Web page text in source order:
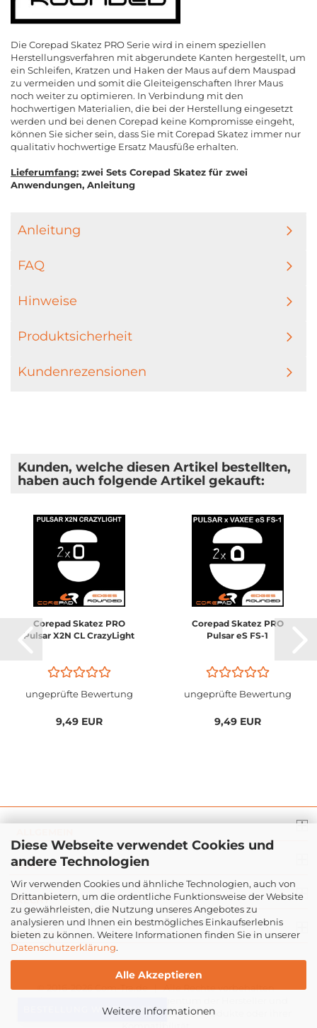
Diese Webseite verwendet Cookies und
andere Technologien
Wir verwenden Cookies und ähnliche Technologien, auch von
Drittanbietern, um die ordentliche Funktionsweise der Website
zu gewährleisten, die Nutzung unseres Angebotes zu
analysieren und Ihnen ein bestmögliches Einkaufserlebnis
bieten zu können. Weitere Informationen finden Sie in unserer
Datenschutzerklärung.
Alle Akzeptieren
Weitere Informationen
Die Corepad Skatez PRO Serie wird in einem speziellen
Herstellungsverfahren mit abgerundete Kanten hergestellt, um
ein Schleifen, Kratzen und Haken der Maus auf dem Mauspad
zu vermeiden und somit die Gleiteigenschaften Ihrer Maus
noch weiter zu optimieren. In Verbindung mit den
hochwertigen Materialien, die bei der Herstellung eingesetzt
werden und bei denen Corepad keine Kompromisse eingeht,
können Sie sicher sein, dass Sie mit Corepad Skatez immer nur
qualitativ hochwertige Ersatz Mausfüße erhalten.
Lieferumfang: zwei Sets Corepad Skatez für zwei
Anwendungen, Anleitung
Anleitung
FAQ
Hinweise
Produktsicherheit
Kundenrezensionen
Kunden, welche diesen Artikel bestellten,
haben auch folgende Artikel gekauft:
Corepad Skatez PRO
Pulsar X2N CL CrazyLight
ungeprüfte Bewertung
9,49 EUR
Corepad Skatez PRO
Pulsar eS FS-1
ungeprüfte Bewertung
9,49 EUR
INFO
RECHT
ZAHLUNG
BESTELLUNG WIDERRUFEN
© 2016-2026Com-Tra.de| Alle Rechte vorbehalten
dienen lediglich der Beschreibung der Produkte oder ihrer